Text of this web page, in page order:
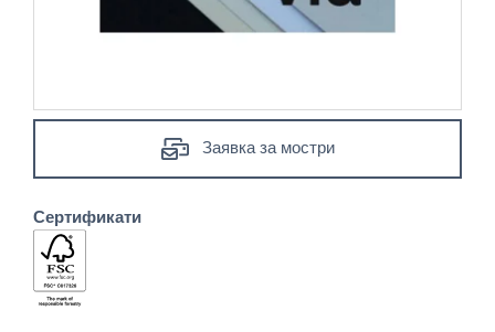
Заявка за мостри
Сертификати